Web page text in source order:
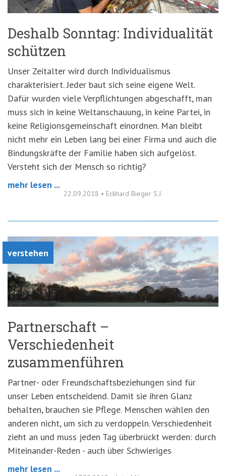
Deshalb Sonntag: Individualität
schützen
Unser Zeitalter wird durch Individualismus
charakterisiert. Jeder baut sich seine eigene Welt.
Dafür wurden viele Verpflichtungen abgeschafft, man
muss sich in keine Weltanschauung, in keine Partei, in
keine Religionsgemeinschaft einordnen. Man bleibt
nicht mehr ein Leben lang bei einer Firma und auch die
Bindungskräfte der Familie haben sich aufgelöst.
Versteht sich der Mensch so richtig?
mehr lesen ...
22.09.2018 • Eckhard Bieger S.J.
verstehen
Partnerschaft –
Verschiedenheit
zusammenführen
Partner- oder Freundschaftsbeziehungen sind für
unser Leben entscheidend. Damit sie ihren Glanz
behalten, brauchen sie Pflege. Menschen wählen den
anderen nicht, um sich zu verdoppeln. Verschiedenheit
zieht an und muss jeden Tag überbrückt werden: durch
Miteinander-Reden - auch über Schwieriges
mehr lesen ...